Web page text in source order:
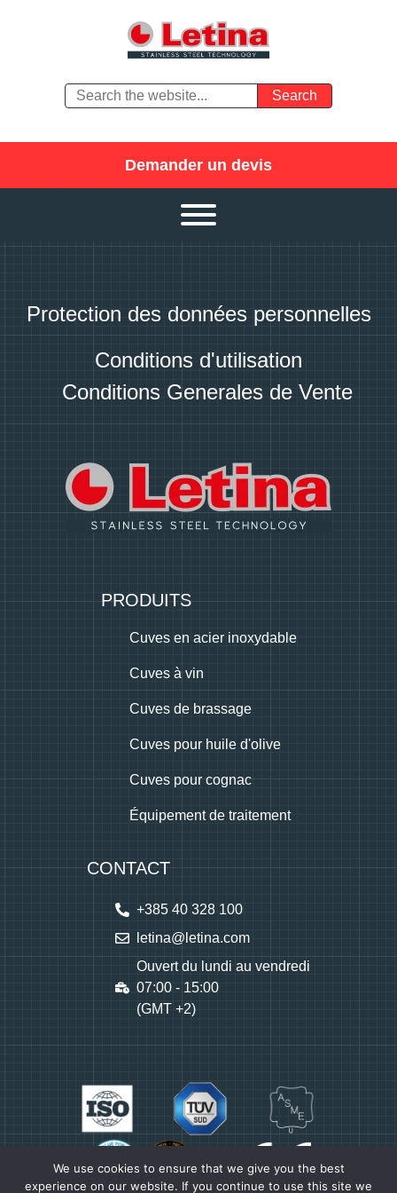
Demander un devis
Protection des données personnelles
Conditions d'utilisation
Conditions Generales de Vente
PRODUITS
Cuves en acier inoxydable
Cuves à vin
Cuves de brassage
Cuves pour huile d'olive
Cuves pour cognac
Équipement de traitement
CONTACT
+385 40 328 100
letina@letina.com
Ouvert du lundi au vendredi
07:00 - 15:00
(GMT +2)
We use cookies to ensure that we give you the best
experience on our website. If you continue to use this site we